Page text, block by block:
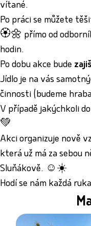
vítané.
Po práci se můžete
🏵️🌼 přímo od
hodin.
Po dobu akce bude
Jídlo je na vás
činnosti (budeme
V případě jakýchkoli
💚
Akci organizuje nově
která už má za sebou
Sluňákově. ☺️☀️
Hodí se nám každá